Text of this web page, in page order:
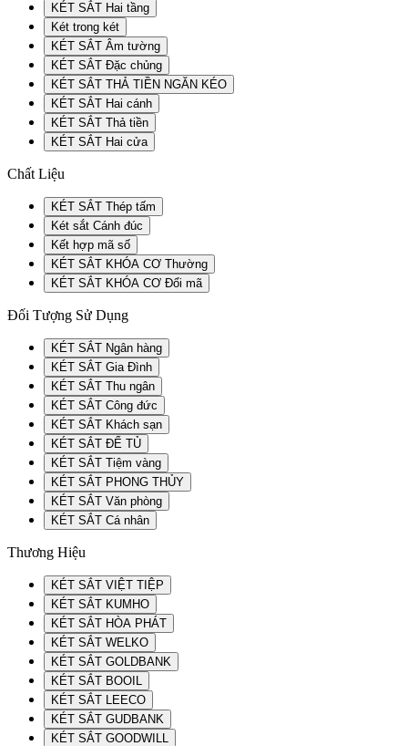
KÉT SẮT Hai tầng
Két trong két
KÉT SẮT Âm tường
KÉT SẮT Đặc chủng
KÉT SẮT THẢ TIỀN NGĂN KÉO
KÉT SẮT Hai cánh
KÉT SẮT Thả tiền
KÉT SẮT Hai cửa
Chất Liệu
KÉT SẮT Thép tấm
Két sắt Cánh đúc
Kết hợp mã số
KÉT SẮT KHÓA CƠ Thường
KÉT SẮT KHÓA CƠ Đổi mã
Đối Tượng Sử Dụng
KÉT SẮT Ngân hàng
KÉT SẮT Gia Đình
KÉT SẮT Thu ngân
KÉT SẮT Công đức
KÉT SẮT Khách sạn
KÉT SẮT ĐỂ TỦ
KÉT SẮT Tiệm vàng
KÉT SẮT PHONG THỦY
KÉT SẮT Văn phòng
KÉT SẮT Cá nhân
Thương Hiệu
KÉT SẮT VIỆT TIỆP
KÉT SẮT KUMHO
KÉT SẮT HÒA PHÁT
KÉT SẮT WELKO
KÉT SẮT GOLDBANK
KÉT SẮT BOOIL
KÉT SẮT LEECO
KÉT SẮT GUDBANK
KÉT SẮT GOODWILL